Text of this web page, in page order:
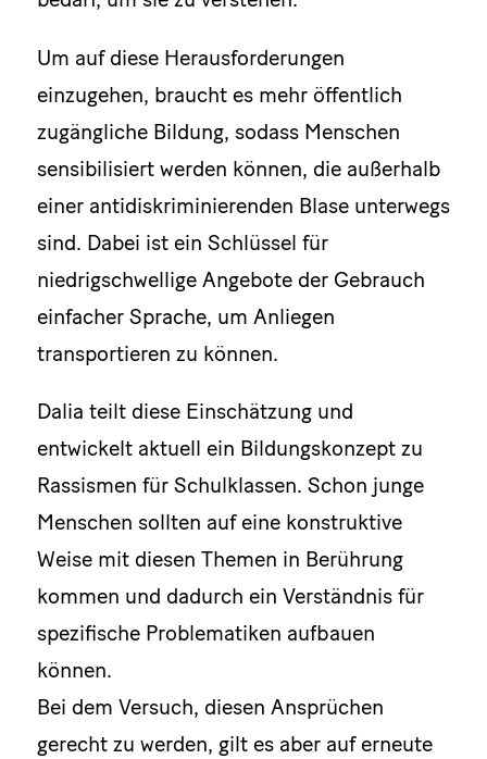
Um auf diese Herausforderungen
einzugehen, braucht es mehr öffentlich
zugängliche Bildung, sodass Menschen
sensibilisiert werden können, die außerhalb
einer antidiskriminierenden Blase unterwegs
sind. Dabei ist ein Schlüssel für
niedrigschwellige Angebote der Gebrauch
einfacher Sprache, um Anliegen
transportieren zu können.
Dalia teilt diese Einschätzung und
entwickelt aktuell ein Bildungskonzept zu
Rassismen für Schulklassen. Schon junge
Menschen sollten auf eine konstruktive
Weise mit diesen Themen in Berührung
kommen und dadurch ein Verständnis für
spezifische Problematiken aufbauen
können.
Bei dem Versuch, diesen Ansprüchen
gerecht zu werden, gilt es aber auf erneute